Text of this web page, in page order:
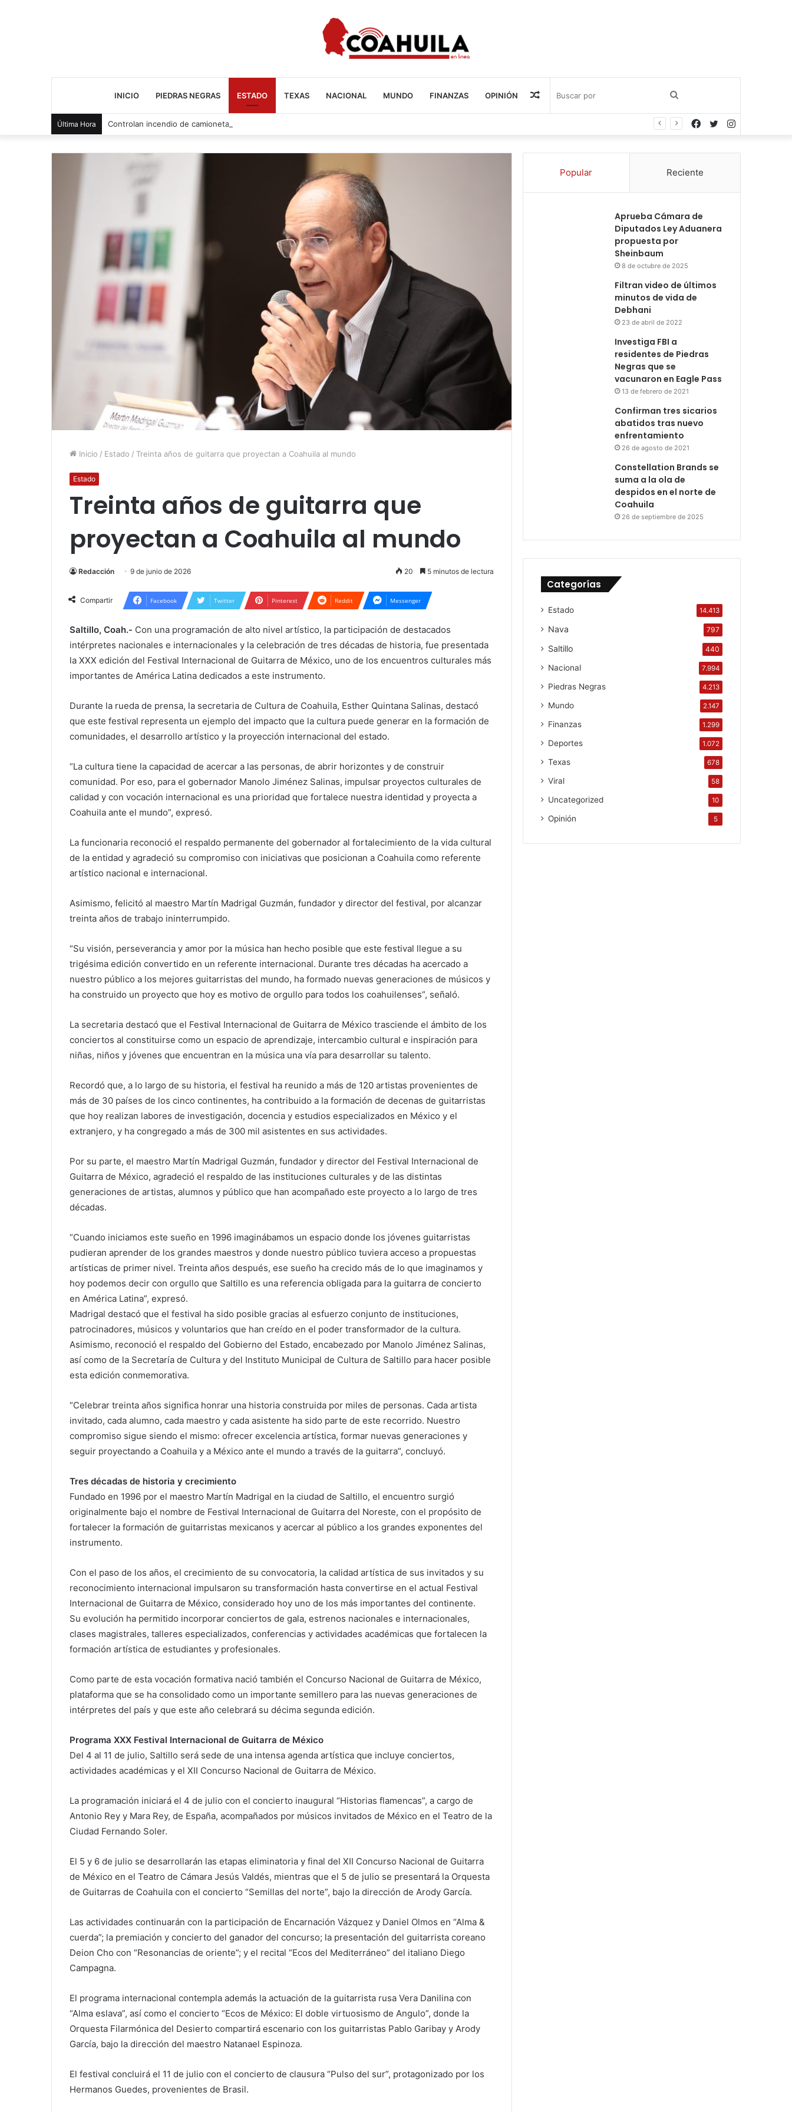
INICIO PIEDRAS NEGRAS ESTADO TEXAS NACIONAL MUNDO FINANZAS OPINIÓN
por
Publicación
Última Hora Controlan incendio de camioneta en Zaragoza Instagram
Twitter
Facebook
Inicio / Estado / Treinta años de guitarra que proyectan a Coahuila al mundo
Estado
Treinta años de guitarra que
proyectan a Coahuila al mundo
Redacción 9 de junio de 2026 20 5 minutos de lectura
Compartir Facebook Twitter Pinterest Reddit Messenger
Saltillo, Coah.- Con una programación de alto nivel artístico, la participación de destacados
intérpretes nacionales e internacionales y la celebración de tres décadas de historia, fue presentada
la XXX edición del Festival Internacional de Guitarra de México, uno de los encuentros culturales más
importantes de América Latina dedicados a este instrumento.
Durante la rueda de prensa, la secretaria de Cultura de Coahuila, Esther Quintana Salinas, destacó
que este festival representa un ejemplo del impacto que la cultura puede generar en la formación de
comunidades, el desarrollo artístico y la proyección internacional del estado.
“La cultura tiene la capacidad de acercar a las personas, de abrir horizontes y de construir
comunidad. Por eso, para el gobernador Manolo Jiménez Salinas, impulsar proyectos culturales de
calidad y con vocación internacional es una prioridad que fortalece nuestra identidad y proyecta a
Coahuila ante el mundo”, expresó.
La funcionaria reconoció el respaldo permanente del gobernador al fortalecimiento de la vida cultural
de la entidad y agradeció su compromiso con iniciativas que posicionan a Coahuila como referente
artístico nacional e internacional.
Asimismo, felicitó al maestro Martín Madrigal Guzmán, fundador y director del festival, por alcanzar
treinta años de trabajo ininterrumpido.
“Su visión, perseverancia y amor por la música han hecho posible que este festival llegue a su
trigésima edición convertido en un referente internacional. Durante tres décadas ha acercado a
nuestro público a los mejores guitarristas del mundo, ha formado nuevas generaciones de músicos y
ha construido un proyecto que hoy es motivo de orgullo para todos los coahuilenses”, señaló.
La secretaria destacó que el Festival Internacional de Guitarra de México trasciende el ámbito de los
conciertos al constituirse como un espacio de aprendizaje, intercambio cultural e inspiración para
niñas, niños y jóvenes que encuentran en la música una vía para desarrollar su talento.
Recordó que, a lo largo de su historia, el festival ha reunido a más de 120 artistas provenientes de
más de 30 países de los cinco continentes, ha contribuido a la formación de decenas de guitarristas
que hoy realizan labores de investigación, docencia y estudios especializados en México y el
extranjero, y ha congregado a más de 300 mil asistentes en sus actividades.
Por su parte, el maestro Martín Madrigal Guzmán, fundador y director del Festival Internacional de
Guitarra de México, agradeció el respaldo de las instituciones culturales y de las distintas
generaciones de artistas, alumnos y público que han acompañado este proyecto a lo largo de tres
décadas.
“Cuando iniciamos este sueño en 1996 imaginábamos un espacio donde los jóvenes guitarristas
pudieran aprender de los grandes maestros y donde nuestro público tuviera acceso a propuestas
artísticas de primer nivel. Treinta años después, ese sueño ha crecido más de lo que imaginamos y
hoy podemos decir con orgullo que Saltillo es una referencia obligada para la guitarra de concierto
en América Latina”, expresó.
Madrigal destacó que el festival ha sido posible gracias al esfuerzo conjunto de instituciones,
patrocinadores, músicos y voluntarios que han creído en el poder transformador de la cultura.
Asimismo, reconoció el respaldo del Gobierno del Estado, encabezado por Manolo Jiménez Salinas,
así como de la Secretaría de Cultura y del Instituto Municipal de Cultura de Saltillo para hacer posible
esta edición conmemorativa.
“Celebrar treinta años significa honrar una historia construida por miles de personas. Cada artista
invitado, cada alumno, cada maestro y cada asistente ha sido parte de este recorrido. Nuestro
compromiso sigue siendo el mismo: ofrecer excelencia artística, formar nuevas generaciones y
seguir proyectando a Coahuila y a México ante el mundo a través de la guitarra”, concluyó.
Tres décadas de historia y crecimiento
Fundado en 1996 por el maestro Martín Madrigal en la ciudad de Saltillo, el encuentro surgió
originalmente bajo el nombre de Festival Internacional de Guitarra del Noreste, con el propósito de
fortalecer la formación de guitarristas mexicanos y acercar al público a los grandes exponentes del
instrumento.
Con el paso de los años, el crecimiento de su convocatoria, la calidad artística de sus invitados y su
reconocimiento internacional impulsaron su transformación hasta convertirse en el actual Festival
Internacional de Guitarra de México, considerado hoy uno de los más importantes del continente.
Su evolución ha permitido incorporar conciertos de gala, estrenos nacionales e internacionales,
clases magistrales, talleres especializados, conferencias y actividades académicas que fortalecen la
formación artística de estudiantes y profesionales.
Como parte de esta vocación formativa nació también el Concurso Nacional de Guitarra de México,
plataforma que se ha consolidado como un importante semillero para las nuevas generaciones de
intérpretes del país y que este año celebrará su décima segunda edición.
Programa XXX Festival Internacional de Guitarra de México
Del 4 al 11 de julio, Saltillo será sede de una intensa agenda artística que incluye conciertos,
actividades académicas y el XII Concurso Nacional de Guitarra de México.
La programación iniciará el 4 de julio con el concierto inaugural “Historias flamencas”, a cargo de
Antonio Rey y Mara Rey, de España, acompañados por músicos invitados de México en el Teatro de la
Ciudad Fernando Soler.
El 5 y 6 de julio se desarrollarán las etapas eliminatoria y final del XII Concurso Nacional de Guitarra
de México en el Teatro de Cámara Jesús Valdés, mientras que el 5 de julio se presentará la Orquesta
de Guitarras de Coahuila con el concierto “Semillas del norte”, bajo la dirección de Arody García.
Las actividades continuarán con la participación de Encarnación Vázquez y Daniel Olmos en “Alma &
cuerda”; la premiación y concierto del ganador del concurso; la presentación del guitarrista coreano
Deion Cho con “Resonancias de oriente”; y el recital “Ecos del Mediterráneo” del italiano Diego
Campagna.
El programa internacional contempla además la actuación de la guitarrista rusa Vera Danilina con
“Alma eslava”, así como el concierto “Ecos de México: El doble virtuosismo de Angulo”, donde la
Orquesta Filarmónica del Desierto compartirá escenario con los guitarristas Pablo Garibay y Arody
García, bajo la dirección del maestro Natanael Espinoza.
El festival concluirá el 11 de julio con el concierto de clausura “Pulso del sur”, protagonizado por los
Hermanos Guedes, provenientes de Brasil.
Popular Reciente
Aprueba Cámara de
Diputados Ley Aduanera
propuesta por
Sheinbaum
8 de octubre de 2025
Filtran video de últimos
minutos de vida de
Debhani
23 de abril de 2022
Investiga FBI a
residentes de Piedras
Negras que se
vacunaron en Eagle Pass
13 de febrero de 2021
Confirman tres sicarios
abatidos tras nuevo
enfrentamiento
26 de agosto de 2021
Constellation Brands se
suma a la ola de
despidos en el norte de
Coahuila
26 de septiembre de 2025
Categorías
Estado 14.413
Nava 797
Saltillo 440
Nacional 7.994
Piedras Negras 4.213
Mundo 2.147
Finanzas 1.299
Deportes 1.072
Texas 678
Viral 58
Uncategorized 10
Opinión 5